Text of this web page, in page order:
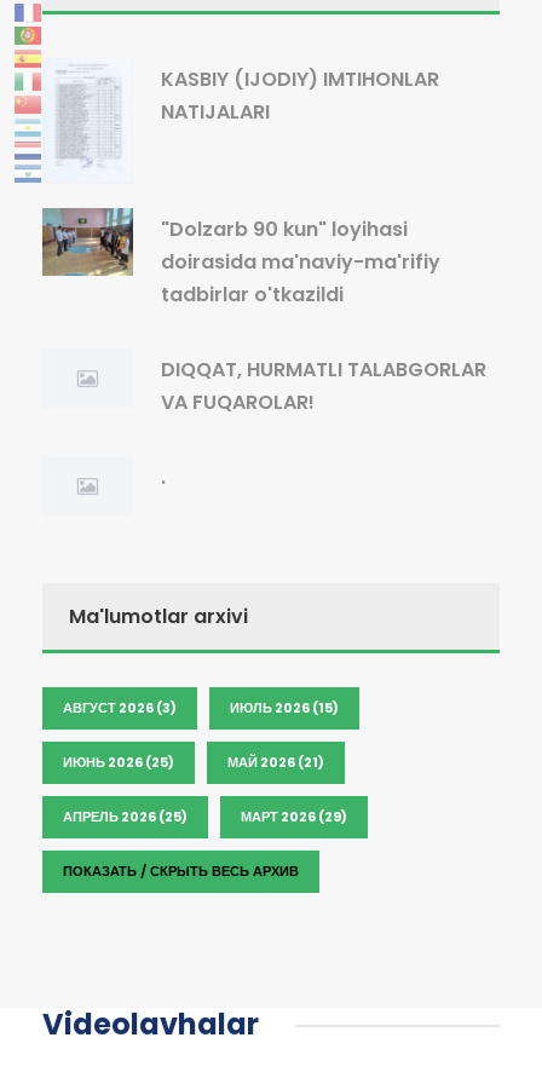
KASBIY (IJODIY) IMTIHONLAR
NATIJALARI
"Dolzarb 90 kun" loyihasi
doirasida ma'naviy-ma'rifiy
tadbirlar o'tkazildi
DIQQAT, HURMATLI TALABGORLAR
VA FUQAROLAR!
.
Ma'lumotlar arxivi
АВГУСТ 2026 (3) ИЮЛЬ 2026 (15)
ИЮНЬ 2026 (25) МАЙ 2026 (21)
АПРЕЛЬ 2026 (25) МАРТ 2026 (29)
ПОКАЗАТЬ / СКРЫТЬ ВЕСЬ АРХИВ
Videolavhalar